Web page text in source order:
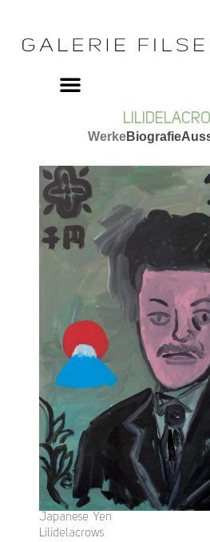
WerkeBiografie
Japanese Yen
Lilidelacrows